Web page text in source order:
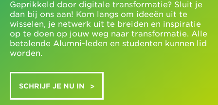
Geprikkeld door digitale transformatie? Sluit je
dan bij ons aan! Kom langs om ideeën uit te
wisselen, je netwerk uit te breiden en inspiratie
op te doen op jouw weg naar transformatie. Alle
betalende Alumni-leden en studenten kunnen lid
worden.
SCHRIJF JE NU IN